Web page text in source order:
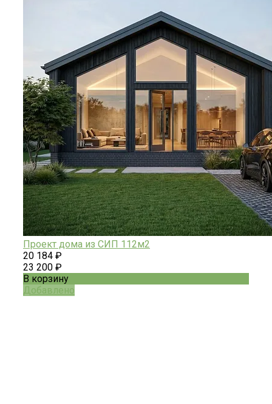
Проект дома из СИП 112м2
20 184 ₽
23 200 ₽
В корзину
Добавлено